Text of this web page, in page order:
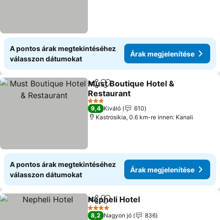
A pontos árak megtekintéséhez
válasszon dátumokat
Árak megjelenítése
Megosztás
Hozzáadás a kedvencekhez
Must Boutique Hotel &
Restaurant
3 Kategória
9,4 Kiváló
610
Kastrosikia, 0.6 km-re innen: Kanali
A pontos árak megtekintéséhez
válasszon dátumokat
Árak megjelenítése
Megosztás
Hozzáadás a kedvencekhez
Nepheli Hotel
4 Kategória
8,2 Nagyon jó
836